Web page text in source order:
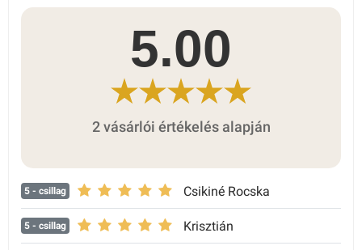
5.00
2 vásárlói értékelés alapján
5 - csillag Csikiné Rocska
5 - csillag Krisztián